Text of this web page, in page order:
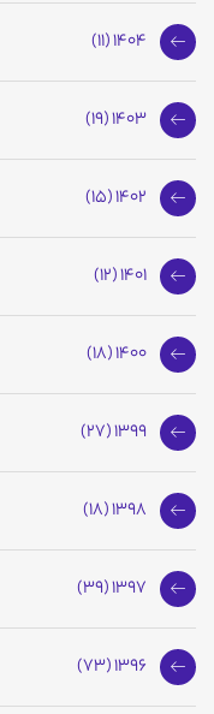
1404 (11)
1403 (19)
1402 (15)
1401 (12)
1400 (18)
1399 (27)
1398 (18)
1397 (39)
1396 (73)